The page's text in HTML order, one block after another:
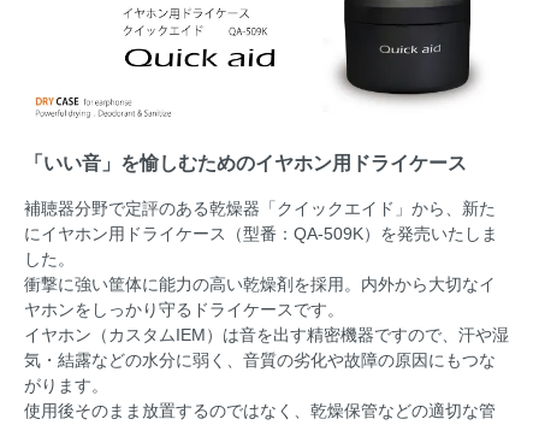
「いい音」を愉しむためのイヤホン用ドライケース
補聴器分野で定評のある乾燥器「クイックエイド」から、新た
にイヤホン用ドライケース（型番：QA-509K）を発売いたしま
した。
衝撃に強い筐体に能力の高い乾燥剤を採用。内外から大切なイ
ヤホンをしっかり守るドライケースです。
イヤホン（カスタムIEM）は音を出す精密機器ですので、汗や湿
気・結露などの水分に弱く、音質の劣化や故障の原因にもつな
がります。
使用後そのまま放置するのではなく、乾燥保管などの適切な管